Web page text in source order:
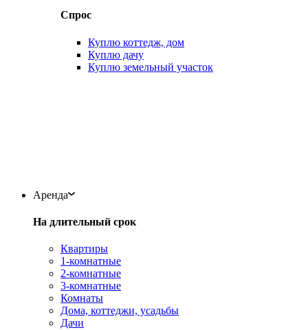
Спрос
Куплю коттедж, дом
Куплю дачу
Куплю земельный участок
Аренда
На длительный срок
Квартиры
1-комнатные
2-комнатные
3-комнатные
Комнаты
Дома, коттеджи, усадьбы
Дачи